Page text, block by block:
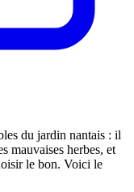
du jardin nantais : il
mauvaises herbes, et
le bon. Voici le